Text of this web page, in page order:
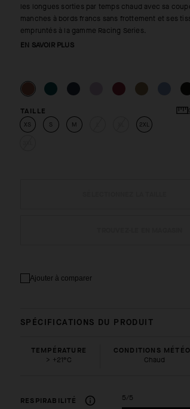
les longues sorties par temps chaud avec sa
manches à bords francs sans frottement et ses
empruntés à la gamme Racing Series.
EN SAVOIR PLUS
TAILLE
XS S M 2XL
Ajouter à comparer
SPÉCIFICATIONS DU PRODUIT
TEMPÉRATURE
> +21°C
CONDITIONS
Chaud
RESPIRABILITÉ 5/5